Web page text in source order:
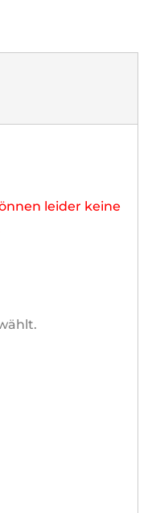
leider keine